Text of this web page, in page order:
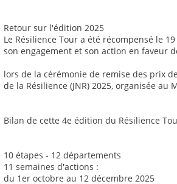
Retour sur l'édition 2025
Le Résilience Tour a été récompensé le
son engagement et son action en faveur
lors de la cérémonie de remise des prix
de la Résilience (JNR) 2025, organisée
Bilan de cette 4e édition du Résilience
10 étapes - 12 départements
11 semaines d'actions :
du 1er octobre au 12 décembre 2025